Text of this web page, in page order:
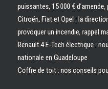
puissantes, 15 000 €
Citroën, Fiat et Opel : la
provoquer un incendie, rappel
Renault 4 E-Tech électrique :
nationale en Guadeloupe
Coffre de toit : nos conseils